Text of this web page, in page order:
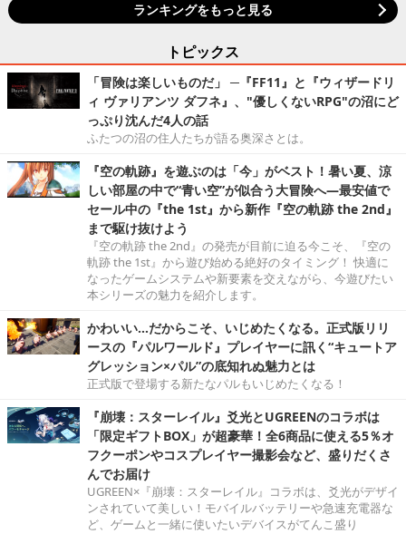
ランキングをもっと見る
トピックス
「冒険は楽しいものだ」 ─『FF11』と『ウィザードリ
ィ ヴァリアンツ ダフネ』、"優しくないRPG"の沼にど
っぷり沈んだ4人の話
ふたつの沼の住人たちが語る奥深さとは。
『空の軌跡』を遊ぶのは「今」がベスト！暑い夏、涼
しい部屋の中で“青い空”が似合う大冒険へ―最安値で
セール中の『the 1st』から新作『空の軌跡 the 2nd』
まで駆け抜けよう
『空の軌跡 the 2nd』の発売が目前に迫る今こそ、『空の
軌跡 the 1st』から遊び始める絶好のタイミング！ 快適に
なったゲームシステムや新要素を交えながら、今遊びたい
本シリーズの魅力を紹介します。
かわいい…だからこそ、いじめたくなる。正式版リリ
ースの『パルワールド』プレイヤーに訊く“キュートア
グレッション×パル”の底知れぬ魅力とは
正式版で登場する新たなパルもいじめたくなる！
『崩壊：スターレイル』爻光とUGREENのコラボは
「限定ギフトBOX」が超豪華！全6商品に使える5％オ
フクーポンやコスプレイヤー撮影会など、盛りだくさ
んでお届け
UGREEN×『崩壊：スターレイル』コラボは、爻光がデザイ
ンされていて美しい！モバイルバッテリーや急速充電器な
ど、ゲームと一緒に使いたいデバイスがてんこ盛り